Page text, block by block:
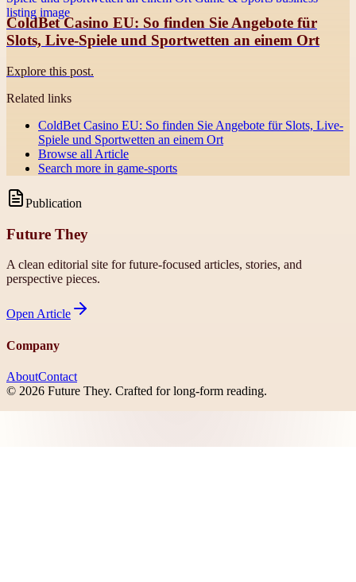
ColdBet Casino EU: So finden Sie Angebote für
Slots, Live-Spiele und Sportwetten an einem Ort
Explore this post.
Related links
ColdBet Casino EU: So finden Sie Angebote für Slots, Live-
Spiele und Sportwetten an einem Ort
Browse all Article
Search more in game-sports
Publication
Future They
A clean editorial site for future-focused articles, stories, and
perspective pieces.
Open Article
Company
AboutContact
© 2026 Future They. Crafted for long-form reading.